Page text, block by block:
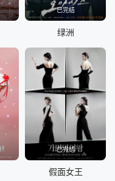
已完结
绿洲
已完结
假面女王